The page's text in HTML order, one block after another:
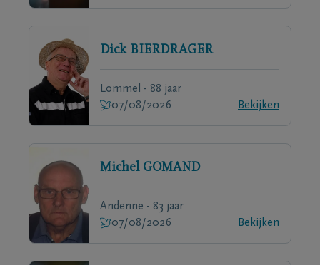
Dick BIERDRAGER
Lommel - 88 jaar
07/08/2026
Bekijken
Michel GOMAND
Andenne - 83 jaar
07/08/2026
Bekijken